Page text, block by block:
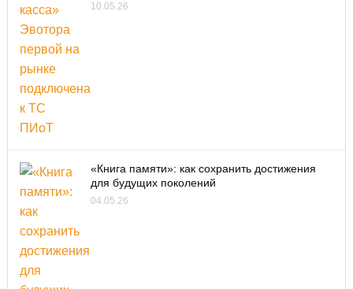
10.05.26
«Книга памяти»: как сохранить достижения
для будущих поколений
04.05.26